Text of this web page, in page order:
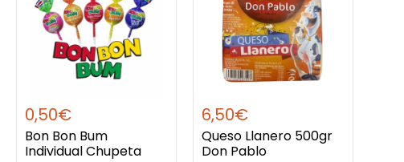
0,50€
Bon Bon Bum
Individual Chupeta
6,50€
Queso Llanero 500gr
Don Pablo